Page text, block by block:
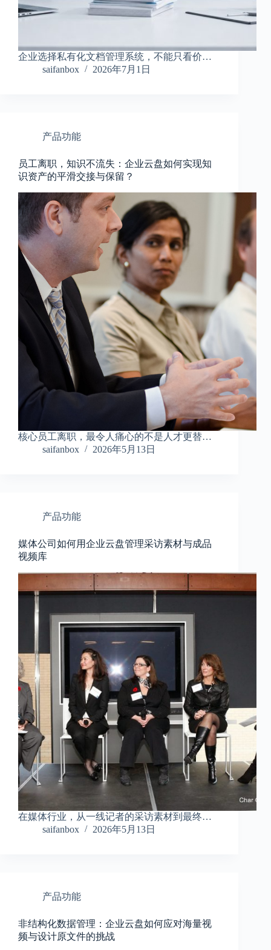
企业选择私有化文档管理系统，不能只看价…
saifanbox
2026年7月1日
产品功能
员工离职，知识不流失：企业云盘如何实现知
识资产的平滑交接与保留？
核心员工离职，最令人痛心的不是人才更替…
saifanbox
2026年5月13日
产品功能
媒体公司如何用企业云盘管理采访素材与成品
视频库
在媒体行业，从一线记者的采访素材到最终…
saifanbox
2026年5月13日
产品功能
非结构化数据管理：企业云盘如何应对海量视
频与设计原文件的挑战